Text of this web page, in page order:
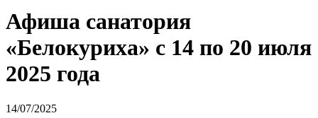
Афиша санатория
«Белокуриха» с 14 по 20 июля
2025 года
14/07/2025